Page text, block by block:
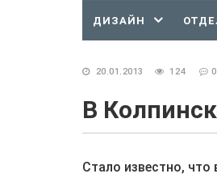
ДИЗАЙН
20.01.2013 124 0
В
Стало известно,